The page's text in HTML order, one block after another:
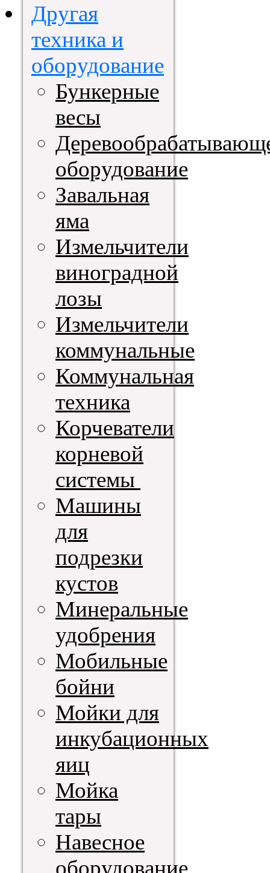
Другая
техника и
оборудование
Бункерные
весы
оборудование
Завальная
яма
Измельчители
виноградной
лозы
Измельчители
коммунальные
Коммунальная
техника
Корчеватели
корневой
системы
Машины
для
подрезки
кустов
Минеральные
удобрения
Мобильные
бойни
Мойки для
инкубационных
яиц
Мойка
тары
Навесное
оборудование